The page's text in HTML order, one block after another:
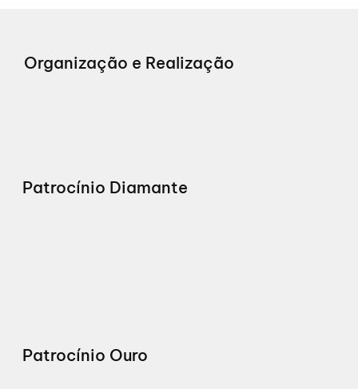
Organização e Realização
Patrocínio Diamante
Patrocínio Ouro